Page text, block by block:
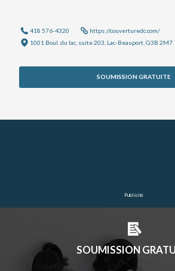
FICHIERS
418 576-4320
https://couverturedc.com/
1001 Boul. du lac, suite 203, Lac-Beauport, G3B 2M7
SOUMISSION GRATUITE
Publicité
SOUMISSION